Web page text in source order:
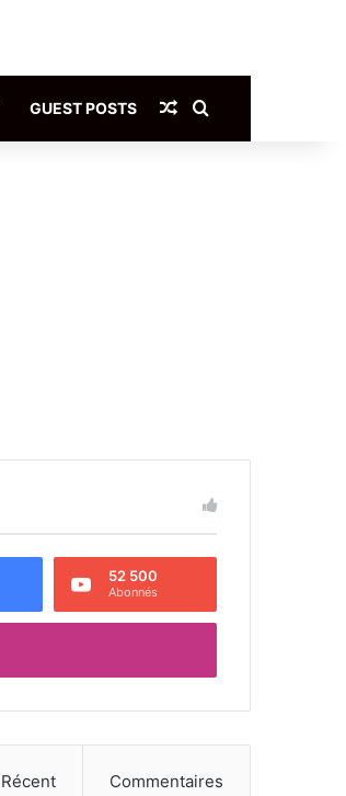
GUEST POSTS Article Aléatoire
52 500
Abonnés
Récent Commentaires